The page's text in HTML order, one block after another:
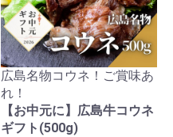
広島名物コウネ！ご賞味あ
れ！
【お中元に】広島牛コウネ
ギフト(500g)